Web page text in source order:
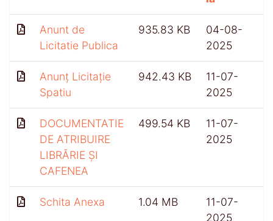
Anunt de
Licitatie Publica
935.83 KB
04-08-
2025
Anunț Licitație
Spatiu
942.43 KB
11-07-
2025
DOCUMENTATIE
DE ATRIBUIRE
LIBRĂRIE ȘI
CAFENEA
499.54 KB
11-07-
2025
Schita Anexa 1.04 MB
11-07-
2025